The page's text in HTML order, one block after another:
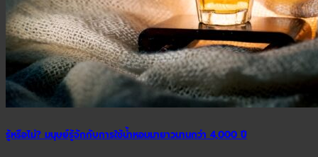
รู้หรือไม่? มนุษย์รู้จักกับการใช้น้ำหอมมายาวนานกว่า 4,000 ปี